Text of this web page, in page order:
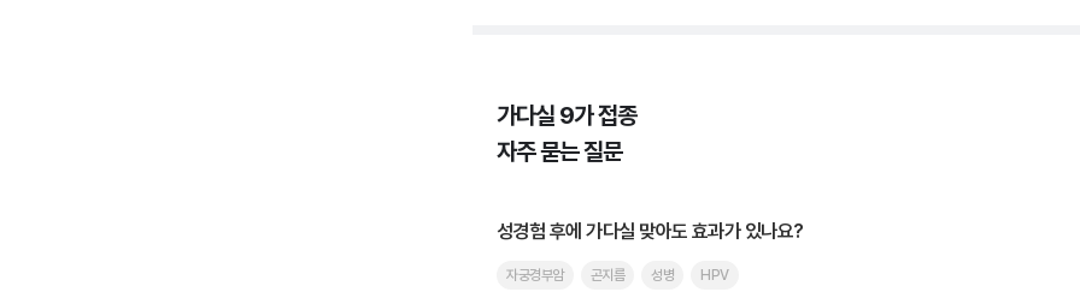
가다실 9가 접종
자주 묻는 질문
성경험 후에 가다실 맞아도 효과가 있나요?
자궁경부암 곤지름 성병 HPV